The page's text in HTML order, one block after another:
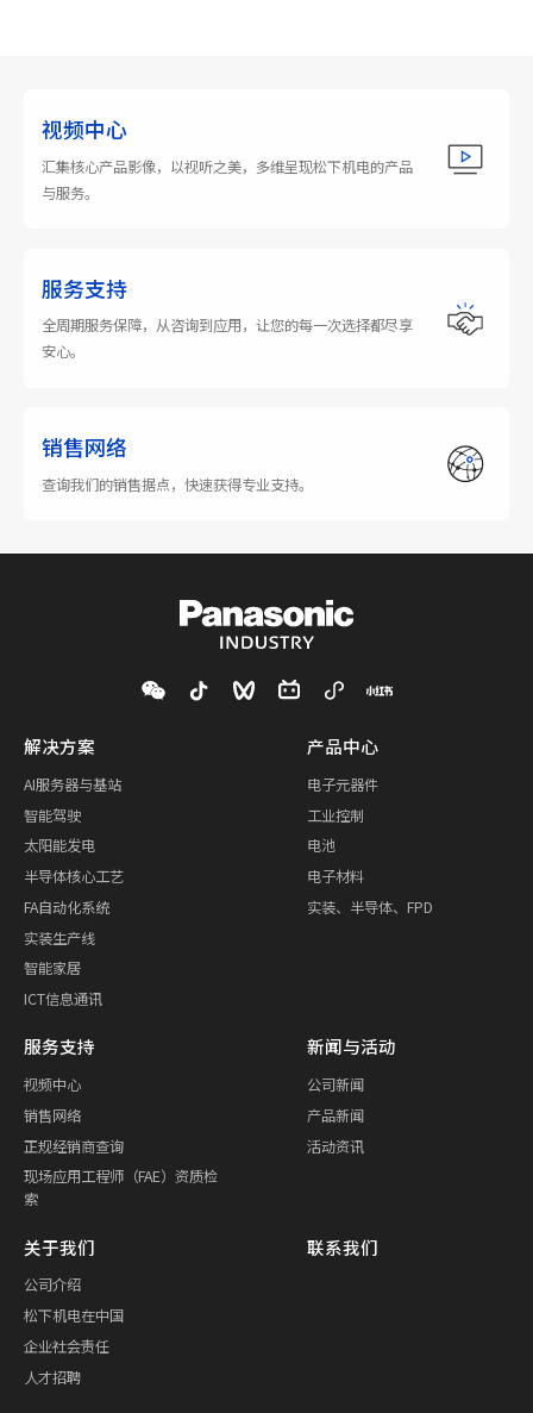
视频中心
汇集核心产品影像，以视听之美，多维呈现松下机电的产品
与服务。
服务支持
全周期服务保障，从咨询到应用，让您的每一次选择都尽享
安心。
销售网络
查询我们的销售据点，快速获得专业支持。
解决方案
AI服务器与基站
智能驾驶
太阳能发电
半导体核心工艺
FA自动化系统
实装生产线
智能家居
ICT信息通讯
产品中心
电子元器件
工业控制
电池
电子材料
实装、半导体、FPD
服务支持
视频中心
销售网络
正规经销商查询
现场应用工程师（FAE）资质检
索
新闻与活动
公司新闻
产品新闻
活动资讯
关于我们
公司介绍
松下机电在中国
企业社会责任
人才招聘
联系我们